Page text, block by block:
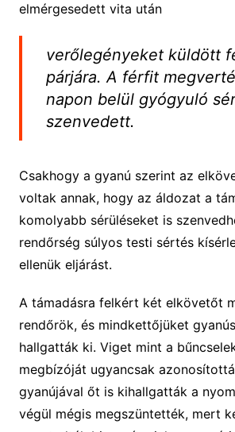
elmérgesedett vita után
verőlegényeket küldött
párjára. A férfit
napon belül gyógyuló
szenvedett.
Csakhogy a gyanú szerint az
voltak annak, hogy az áldozat a
komolyabb sérüléseket is
rendőrség súlyos testi sértés
ellenük eljárást.
A támadásra felkért két elkövetőt
rendőrök, és mindkettőjüket
hallgatták ki. Viget mint a
megbízóját ugyancsak
gyanújával őt is kihallgatták a
végül mégis megszüntették, mert